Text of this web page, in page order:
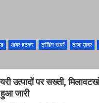
खबर हटकर ट्रेंडिंग खबरें ताज़ा ख़बर
उत्पादों पर सख्ती,
जारी